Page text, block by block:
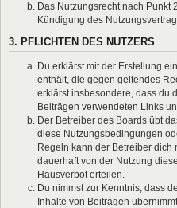
Das Nutzungsrecht nach Punkt
Kündigung des
3. PFLICHTEN DES NUTZERS
Du erklärst mit der Erstellung
enthält, die gegen geltendes
erklärst insbesondere, dass du
Beiträgen verwendeten Links
Der Betreiber des Boards übt
diese Nutzungsbedingungen
Regeln kann der Betreiber dich
dauerhaft von der Nutzung
Hausverbot erteilen.
Du nimmst zur Kenntnis, dass
Inhalte von Beiträgen